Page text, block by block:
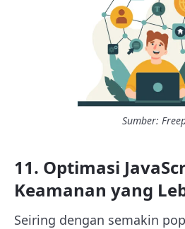
Sumber:
11. Optimasi
Keamanan yang
Seiring dengan semakin